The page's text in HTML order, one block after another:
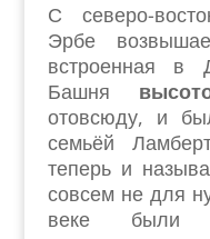
С северо-
Эрбе
встроенная в
Башня
отовсюду, и
семьёй
теперь и
совсем не для
веке были